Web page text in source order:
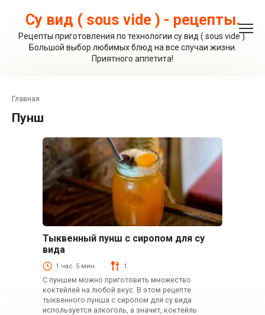
контентуСу вид ( sous vide ) - рецепты.
Рецепты приготовления по технологии су вид ( sous vide ).
Большой выбор любимых блюд на все случаи жизни.
Приятного аппетита!
Главная
пунш
Коктейли и напитки
Тыквенный пунш с сиропом для су
вида
1 час. 5 мин. 1
С пуншем можно приготовить множество
коктейлей на любой вкус. В этом рецепте
тыквенного пунша с сиропом для су вида
используется алкоголь, а значит, коктейль